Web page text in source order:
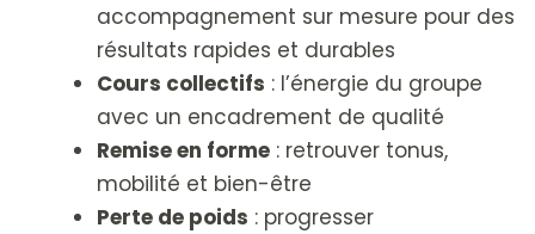
accompagnement sur mesure pour des
résultats rapides et durables
Cours collectifs : l’énergie du groupe
avec un encadrement de qualité
Remise en forme : retrouver tonus,
mobilité et bien-être
Perte de poids : progresser